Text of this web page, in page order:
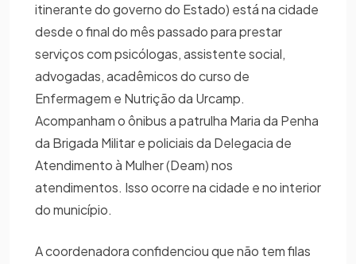
itinerante do governo do Estado) está na cidade
desde o final do mês passado para prestar
serviços com psicólogas, assistente social,
advogadas, acadêmicos do curso de
Enfermagem e Nutrição da Urcamp.
Acompanham o ônibus a patrulha Maria da Penha
da Brigada Militar e policiais da Delegacia de
Atendimento à Mulher (Deam) nos
atendimentos. Isso ocorre na cidade e no interior
do município.
A coordenadora confidenciou que não tem filas